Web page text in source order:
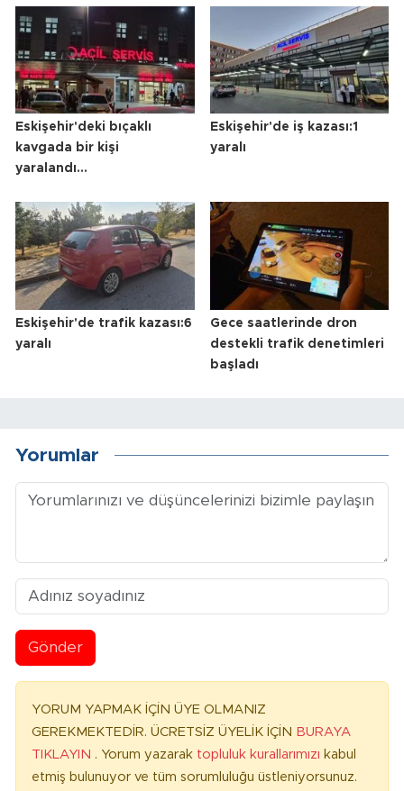
Eskişehir'deki bıçaklı
kavgada bir kişi
yaralandı...
Eskişehir'de iş kazası:1
yaralı
Eskişehir'de trafik kazası:6
yaralı
Gece saatlerinde dron
destekli trafik denetimleri
başladı
Yorumlar
Gönder
YORUM YAPMAK İÇİN ÜYE OLMANIZ
GEREKMEKTEDİR. ÜCRETSİZ ÜYELİK İÇİN BURAYA
TIKLAYIN . Yorum yazarak topluluk kurallarımızı kabul
etmiş bulunuyor ve tüm sorumluluğu üstleniyorsunuz.